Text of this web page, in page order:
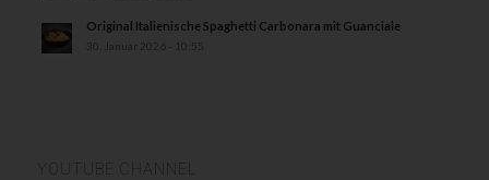
Original Italienische Spaghetti Carbonara mit Guanciale
30. Januar 2026 - 10:55
YOUTUBE CHANNEL